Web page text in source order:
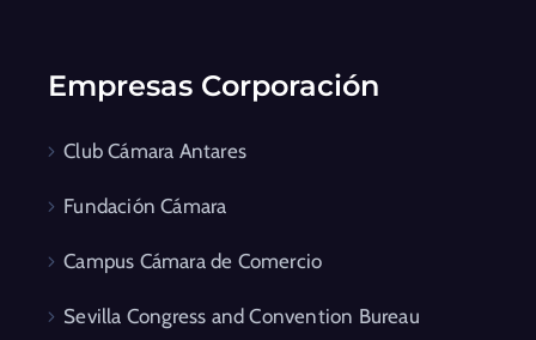
Empresas Corporación
Club Cámara Antares
Fundación Cámara
Campus Cámara de Comercio
Sevilla Congress and Convention Bureau